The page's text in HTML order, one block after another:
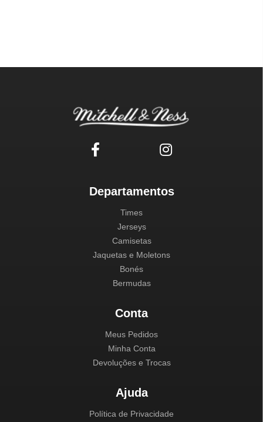
Departamentos
Times
Jerseys
Camisetas
Jaquetas e Moletons
Bonés
Bermudas
Conta
Meus Pedidos
Minha Conta
Devoluções e Trocas
Ajuda
Política de Privacidade